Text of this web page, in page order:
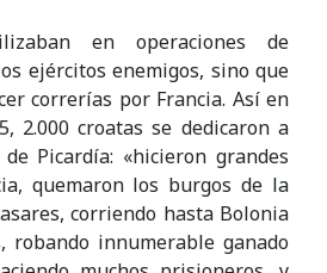
en operaciones de
ejércitos enemigos, sino que
correrías por Francia. Así en
2.000 croatas se dedicaron a
Picardía: «hicieron grandes
quemaron los burgos de la
corriendo hasta Bolonia
robando innumerable ganado